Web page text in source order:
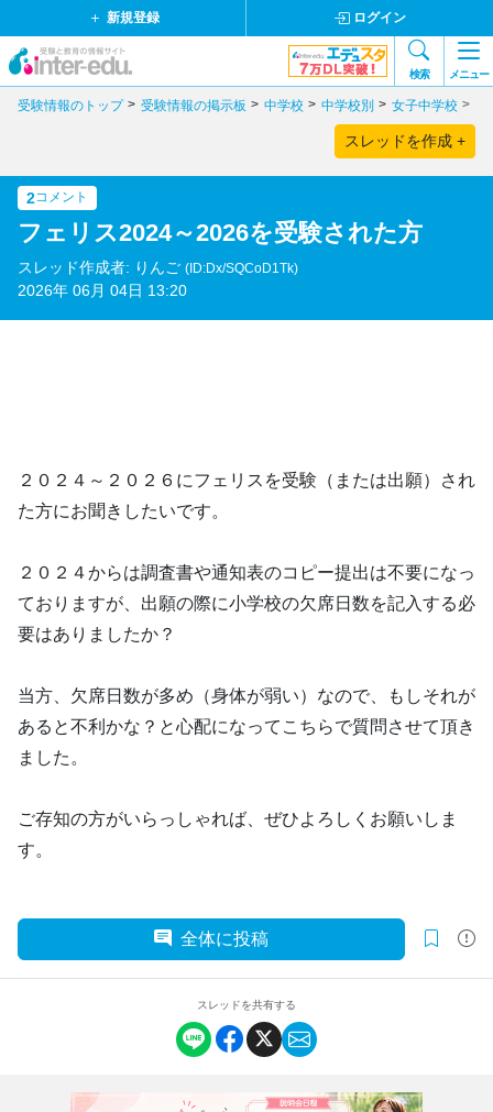
新規登録 ログイン
検索 メニュー
受験情報のトップ 受験情報の掲示板 中学校 中学校別 女子中学校
スレッドを作成 +
2コメント
フェリス2024～2026を受験された方
スレッド作成者: りんご (ID:Dx/SQCoD1Tk)
2026年 06月 04日 13:20
２０２４～２０２６にフェリスを受験（または出願）され
た方にお聞きしたいです。
２０２４からは調査書や通知表のコピー提出は不要になっ
ておりますが、出願の際に小学校の欠席日数を記入する必
要はありましたか？
当方、欠席日数が多め（身体が弱い）なので、もしそれが
あると不利かな？と心配になってこちらで質問させて頂き
ました。
ご存知の方がいらっしゃれば、ぜひよろしくお願いしま
す。
全体に投稿
スレッドを共有する